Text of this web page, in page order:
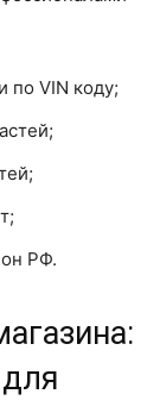
по VIN коду;
РФ.